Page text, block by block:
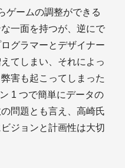
ゲームの調整ができる
一面を持つが、逆にで
グラマーとデザイナー
てしまい、それによっ
害も起こってしまった
1 つで簡単にデータの
問題とも言え、高崎氏
ジョンと計画性は大切